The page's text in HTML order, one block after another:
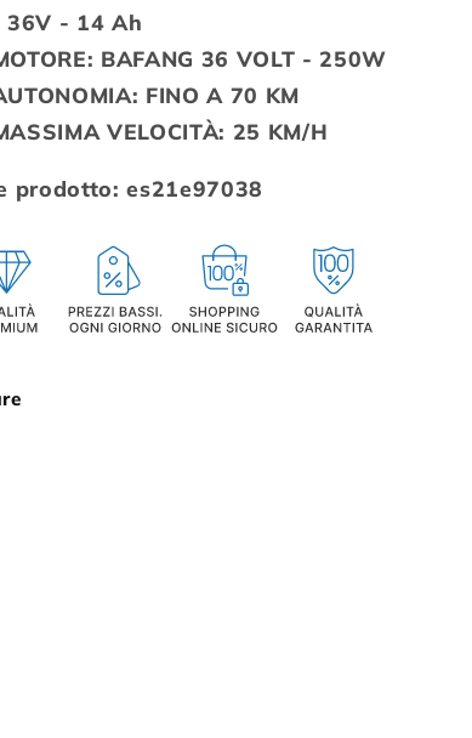
36V - 14 Ah
BAFANG 36 VOLT - 250W
FINO A 70 KM
VELOCITÀ: 25 KM/H
prodotto: es21e97038